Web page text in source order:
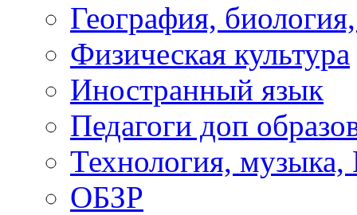
География,
Физическая культура
Иностранный язык
Педагоги доп
Технология,
ОБЗР